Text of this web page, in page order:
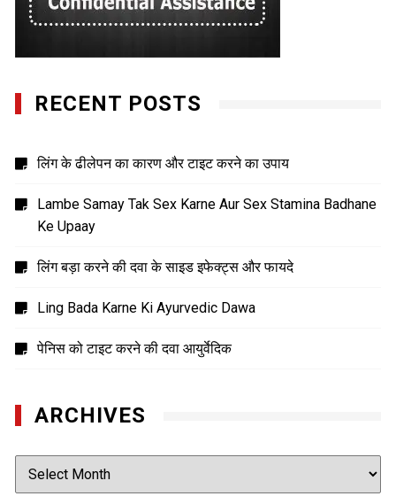
RECENT POSTS
लिंग के ढीलेपन का कारण और टाइट करने का उपाय
Lambe Samay Tak Sex Karne Aur Sex Stamina Badhane
Ke Upaay
लिंग बड़ा करने की दवा के साइड इफेक्ट्स और फायदे
Ling Bada Karne Ki Ayurvedic Dawa
पेनिस को टाइट करने की दवा आयुर्वेदिक
ARCHIVES
Archives